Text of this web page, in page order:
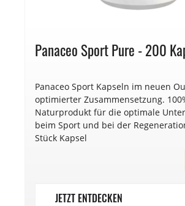
Panaceo Sport Pure - 200
Panaceo Sport Kapseln im neuen
optimierter Zusammensetzung.
Naturprodukt für die optimale
beim Sport und bei der
Stück Kapsel
JETZT ENTDECKEN